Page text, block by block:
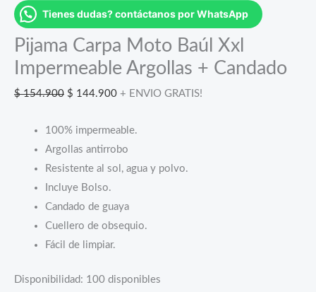
Tienes dudas? contáctanos por WhatsApp
Pijama Carpa Moto Baúl Xxl
Impermeable Argollas + Candado
$154.900 El
original
era:
$ 154.900.
$ 144.900El
actual
es:
$ 144.900.
+ ENVIO GRATIS!
100% impermeable.
Argollas antirrobo
Resistente al sol, agua y polvo.
Incluye Bolso.
Candado de guaya
Cuellero de obsequio.
Fácil de limpiar.
Disponibilidad: 100 disponibles